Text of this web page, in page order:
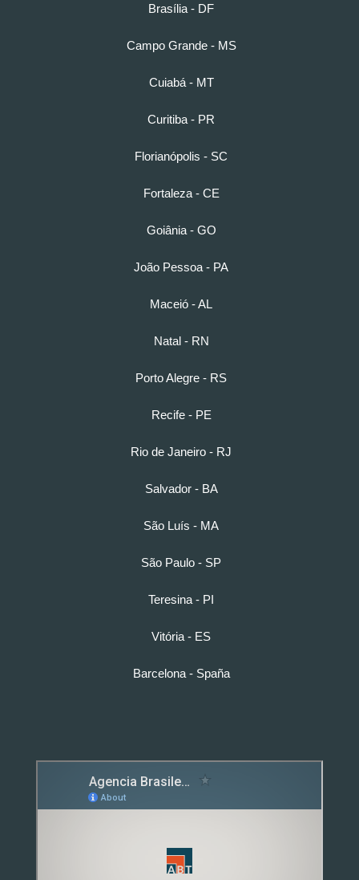
Brasília - DF
Campo Grande - MS
Cuiabá - MT
Curitiba - PR
Florianópolis - SC
Fortaleza - CE
Goiânia - GO
João Pessoa - PA
Maceió - AL
Natal - RN
Porto Alegre - RS
Recife - PE
Rio de Janeiro - RJ
Salvador - BA
São Luís - MA
São Paulo - SP
Teresina - PI
Vitória - ES
Barcelona - Spaña